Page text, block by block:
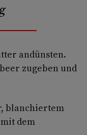
andünsten.
zugeben und
blanchiertem
dem